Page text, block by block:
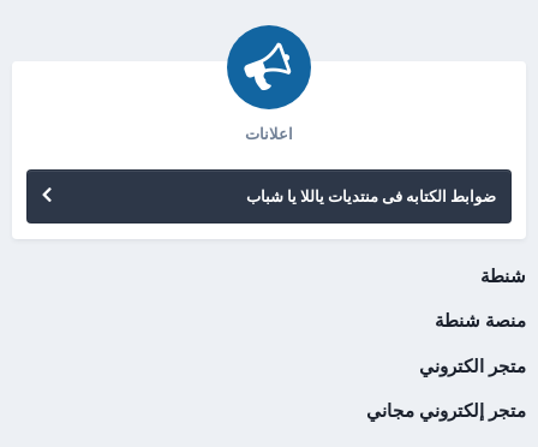
اعلانات
ضوابط الكتابه فى منتديات ياللا يا شباب
شنطة
منصة شنطة
متجر الكتروني
متجر إلكتروني مجاني